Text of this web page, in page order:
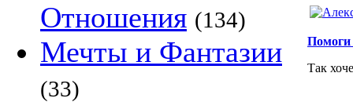
Отношения (134)
Мечты и Фантазии
(33)
Помоги
Так